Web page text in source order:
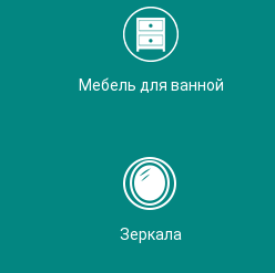
Мебель для ванной
Зеркала